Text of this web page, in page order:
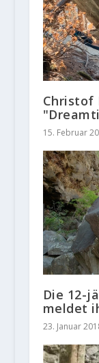
Christof
15. Februar
Die 12-
meldet
23. Januar